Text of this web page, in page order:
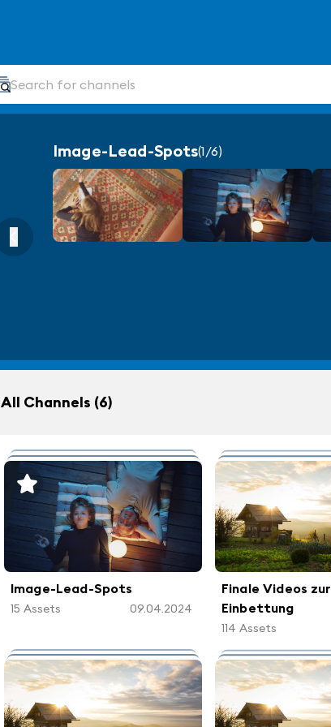
Image-Lead-Spots(1/6)
All Channels (6)
Image-Lead-Spots
15 Assets 09.04.2024
Finale Videos zur
Einbettung
114 Assets